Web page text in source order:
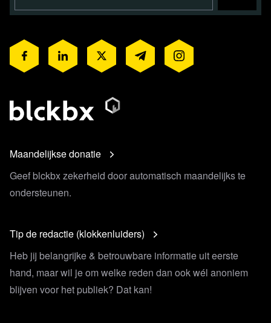
Maandelijkse donatie
Geef blckbx zekerheid door automatisch maandelijks te
ondersteunen.
Tip de redactie (klokkenluiders)
Heb jij belangrijke & betrouwbare informatie uit eerste
hand, maar wil je om welke reden dan ook wél anoniem
blijven voor het publiek? Dat kan!